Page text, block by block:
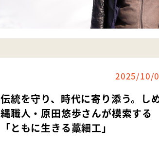
2025/10/
伝統を守り、時代に寄り添う。し
縄職人・原田悠歩さんが模索する
「ともに生きる藁細工」